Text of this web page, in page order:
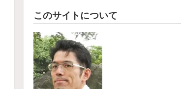
このサイトについて